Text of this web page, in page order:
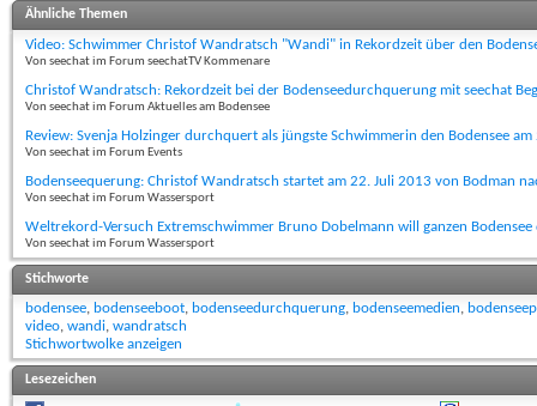
Ähnliche Themen
Video: Schwimmer Christof Wandratsch "Wandi" in Rekordzeit über den
Von seechat im Forum seechatTV Kommenare
Christof Wandratsch: Rekordzeit bei der Bodenseedurchquerung mit seechat
Von seechat im Forum Aktuelles am Bodensee
Review: Svenja Holzinger durchquert als jüngste Schwimmerin den Bodensee
Von seechat im Forum Events
Bodenseequerung: Christof Wandratsch startet am 22. Juli 2013 von Bodman
Von seechat im Forum Wassersport
Weltrekord-Versuch Extremschwimmer Bruno Dobelmann will ganzen
Von seechat im Forum Wassersport
Stichworte
bodensee, bodenseeboot, bodenseedurchquerung, bodenseemedien,
video, wandi, wandratsch
Stichwortwolke anzeigen
Lesezeichen